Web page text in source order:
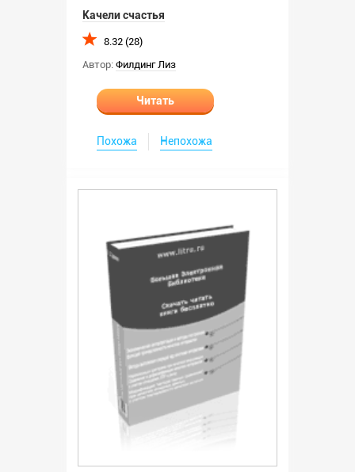
Качели счастья
8.32 (28)
Автор: Филдинг Лиз
Читать
Похожа Непохожа